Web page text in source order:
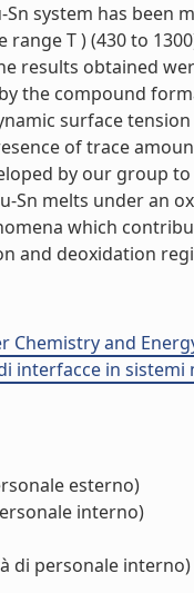
system has
T ) (430 to
results obtained
the compound
surface
of trace
by our group
Sn melts under an
which
and deoxidation
and
interfacce in sistemi
esterno)
interno)
di personale interno)